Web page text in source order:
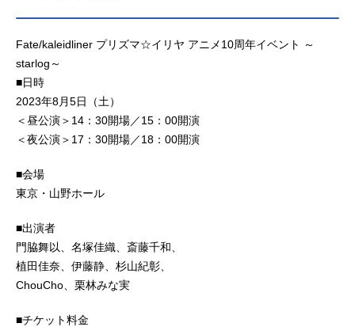
Fate/kaleidliner プリズマ☆イリヤ アニメ10周年イベント ～
starlog～
■日時
2023年8月5日（土）
＜昼公演＞14：30開場／15：00開演
＜夜公演＞17：30開場／18：00開演
■会場
東京・山野ホール
■出演者
門脇舞以、名塚佳織、斎藤千和、
植田佳奈、伊藤静、杉山紀彰、
ChouCho、栗林みな実
■チケット料金